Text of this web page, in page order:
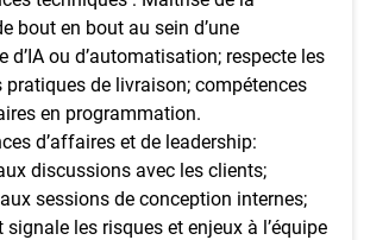
bout en bout au sein d’une
d’IA ou d’automatisation; respecte les
pratiques de livraison; compétences
en programmation.
d’affaires et de leadership:
discussions avec les clients;
sessions de conception internes;
signale les risques et enjeux à l’équipe